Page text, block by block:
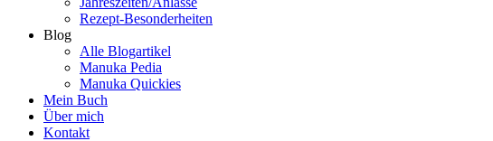
Rezept-Besonderheiten
Blog
Alle Blogartikel
Manuka Pedia
Manuka Quickies
Mein Buch
Über mich
Kontakt